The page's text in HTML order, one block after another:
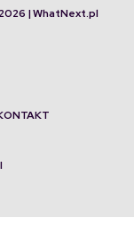
| WhatNext.pl